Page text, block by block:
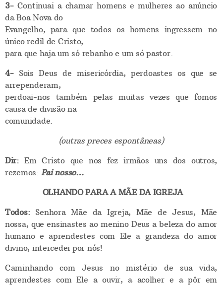
3-Continuai a chamar homens e mulheres ao anúncio
da Boa Nova do
Evangelho, para que todos os homens ingressem no
único redil de Cristo,
para que haja um só rebanho e um só pastor.
4-Sois Deus de misericórdia, perdoastes os que se
arrependeram,
perdoai-nos também pelas muitas vezes que fomos
causa de divisão na
comunidade.
(outras preces espontâneas)
Dir:Em Cristo que nos fez irmãos uns dos outros,
rezemos: Pai nosso…
OLHANDO PARA A MÃE DA IGREJA
Todos:Senhora Mãe da Igreja, Mãe de Jesus, Mãe
nossa, que ensinastes ao menino Deus a beleza do amor
humano e aprendestes com Ele a grandeza do amor
divino, intercedei por nós!
Caminhando com Jesus no mistério de sua vida,
aprendestes com Ele a ouvir, a acolher e a pôr em